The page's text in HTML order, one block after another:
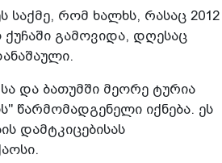
რომ ხალხს, რასაც 2012
გამოვიდა, დღესაც
და ბათუმში მეორე ტურია
წარმომადგენელი იქნება. ეს
დამტკიცებისას